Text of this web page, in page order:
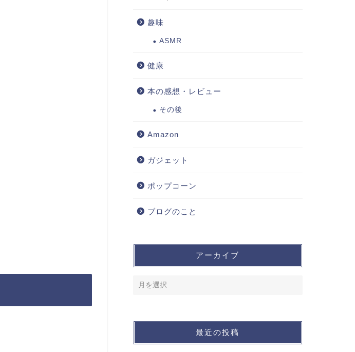
趣味
ASMR
健康
本の感想・レビュー
その後
Amazon
ガジェット
ポップコーン
ブログのこと
アーカイブ
最近の投稿